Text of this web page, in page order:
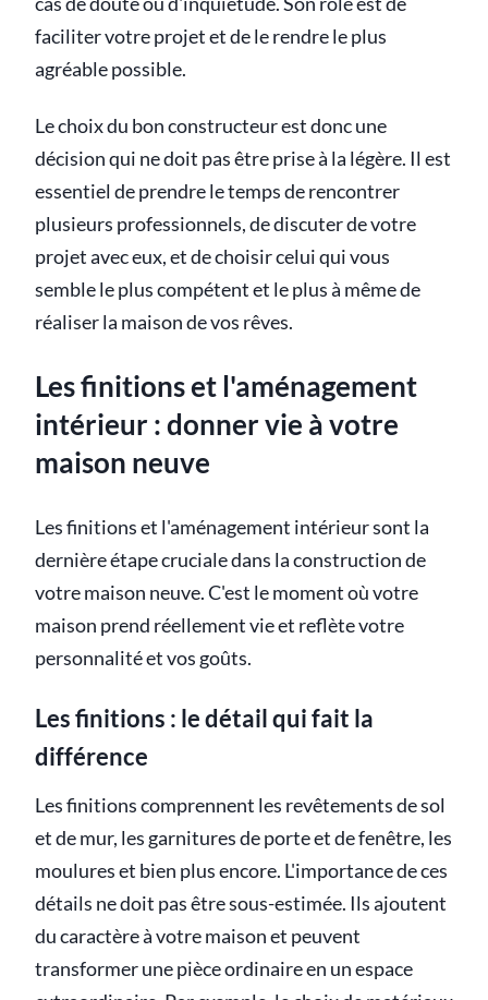
faciliter votre projet et de le rendre le plus
agréable possible.
Le choix du bon constructeur est donc une
décision qui ne doit pas être prise à la légère. Il est
essentiel de prendre le temps de rencontrer
plusieurs professionnels, de discuter de votre
projet avec eux, et de choisir celui qui vous
semble le plus compétent et le plus à même de
réaliser la maison de vos rêves.
Les finitions et l'aménagement
intérieur : donner vie à votre
maison neuve
Les finitions et l'aménagement intérieur sont la
dernière étape cruciale dans la construction de
votre maison neuve. C'est le moment où votre
maison prend réellement vie et reflète votre
personnalité et vos goûts.
Les finitions : le détail qui fait la
différence
Les finitions comprennent les revêtements de sol
et de mur, les garnitures de porte et de fenêtre, les
moulures et bien plus encore. L'importance de ces
détails ne doit pas être sous-estimée. Ils ajoutent
du caractère à votre maison et peuvent
transformer une pièce ordinaire en un espace